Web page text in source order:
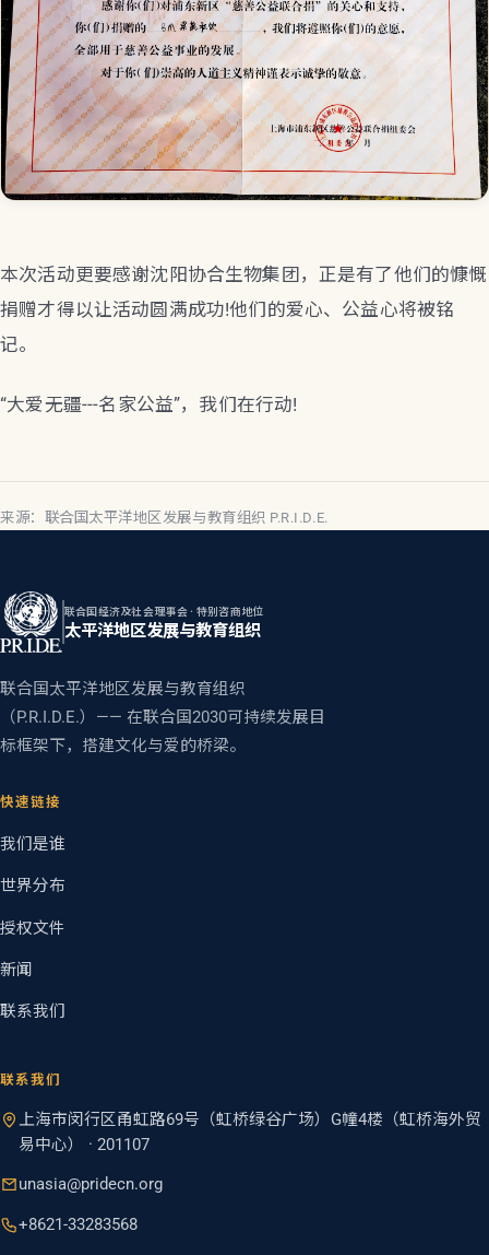
本次活动更要感谢沈阳协合生物集团，正是有了他们的慷慨
捐赠才得以让活动圆满成功!他们的爱心、公益心将被铭
记。
“大爱无疆---名家公益”，我们在行动!
来源：联合国太平洋地区发展与教育组织 P.R.I.D.E.
联合国经济及社会理事会 · 特别咨商地位
太平洋地区发展与教育组织
联合国太平洋地区发展与教育组织
（P.R.I.D.E.）—— 在联合国2030可持续发展目
标框架下，搭建文化与爱的桥梁。
快速链接
我们是谁
世界分布
授权文件
新闻
联系我们
联系我们
上海市闵行区甬虹路69号（虹桥绿谷广场）G幢4楼（虹桥海外贸
易中心） · 201107
unasia@pridecn.org
+8621-33283568